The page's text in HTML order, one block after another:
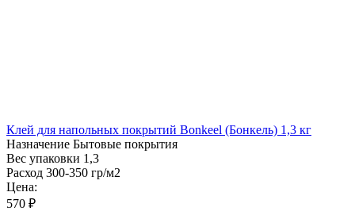
Клей для напольных покрытий Bonkeel (Бонкель) 1,3 кг
Назначение Бытовые покрытия
Вес упаковки 1,3
Расход 300-350 гр/м2
Цена:
570 ₽